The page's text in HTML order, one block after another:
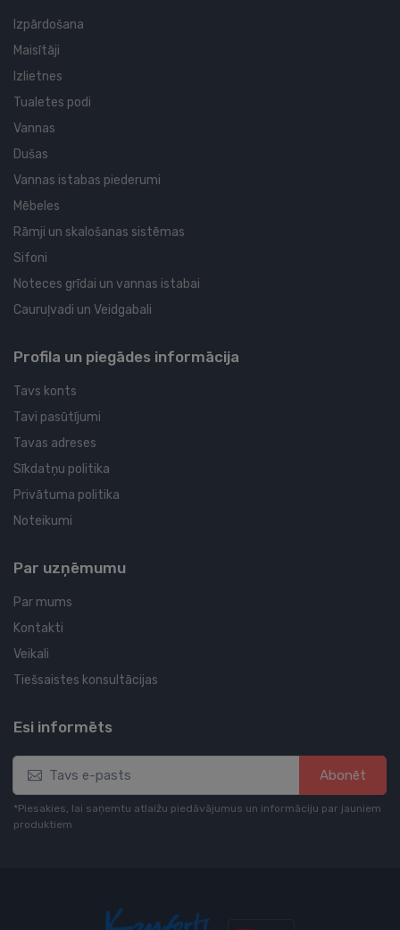
Izpārdošana
Maisītāji
Izlietnes
Tualetes podi
Vannas
Dušas
Vannas istabas piederumi
Mēbeles
Rāmji un skalošanas sistēmas
Sifoni
Noteces grīdai un vannas istabai
Cauruļvadi un Veidgabali
Profila un piegādes informācija
Tavs konts
Tavi pasūtījumi
Tavas adreses
Sīkdatņu politika
Privātuma politika
Noteikumi
Par uzņēmumu
Par mums
Kontakti
Veikali
Tiešsaistes konsultācijas
Esi informēts
Abonēt
*Piesakies, lai saņemtu atlaižu piedāvājumus un informāciju par jauniem
produktiem